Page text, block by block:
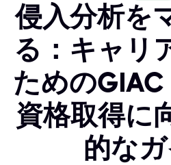
侵入分析を
る：キャリ
ための
資格取得に
的な